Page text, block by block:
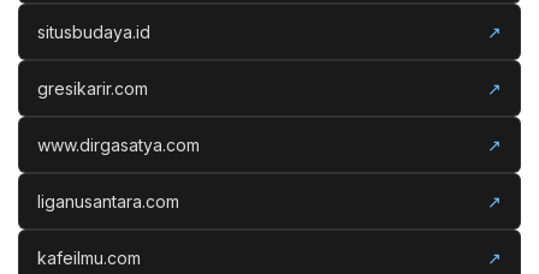
situsbudaya.id ↗
gresikarir.com ↗
www.dirgasatya.com ↗
liganusantara.com ↗
kafeilmu.com ↗